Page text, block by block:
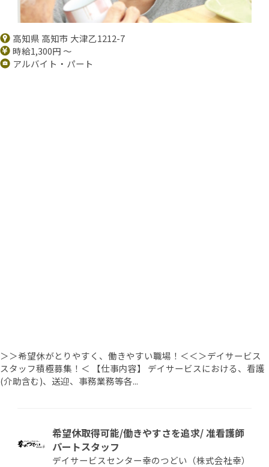
高知県 高知市 大津乙1212-7
時給1,300円 ～
アルバイト・パート
＞＞希望休がとりやすく、働きやすい職場！＜＜＞デイサービス
スタッフ積極募集！＜ 【仕事内容】 デイサービスにおける、看護
(介助含む)、送迎、事務業務等各...
希望休取得可能/働きやすさを追求/ 准看護師
パートスタッフ
デイサービスセンター幸のつどい（株式会社幸）